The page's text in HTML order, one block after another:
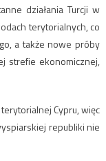
działania Turcji w
terytorialnych, co
a także nowe próby
strefie ekonomicznej,
Cypru, więc
republiki nie